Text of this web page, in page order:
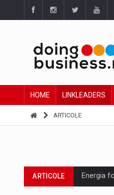
HOME LINKLEADERS
ARTICOLE
ARTICOLE Energia